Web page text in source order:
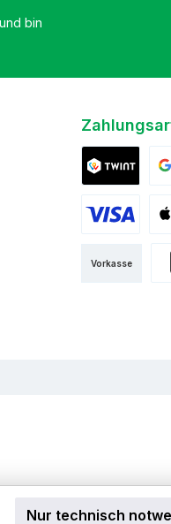
bin
Vorkasse
Nur technisch